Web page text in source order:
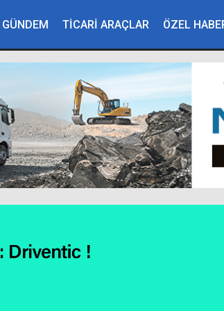
GÜNDEM TİCARİ ARAÇLAR ÖZEL